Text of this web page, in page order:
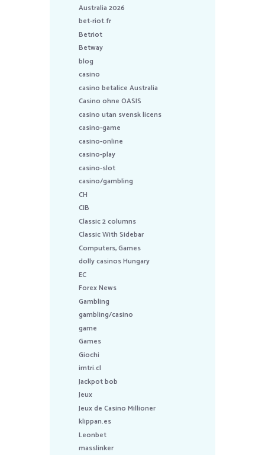
Australia 2026
bet-riot.fr
Betriot
Betway
blog
casino
casino betalice Australia
Casino ohne OASIS
casino utan svensk licens
casino-game
casino-online
casino-play
casino-slot
casino/gambling
CH
CIB
Classic 2 columns
Classic With Sidebar
Computers, Games
dolly casinos Hungary
EC
Forex News
Gambling
gambling/casino
game
Games
Giochi
imtri.cl
Jackpot bob
Jeux
Jeux de Casino Millioner
klippan.es
Leonbet
masslinker